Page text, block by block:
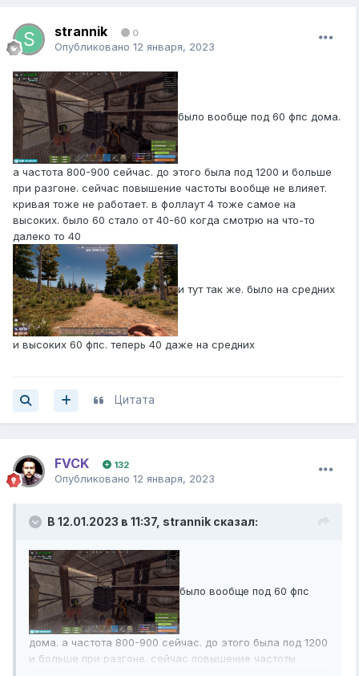
strannik 0
Опубликовано 12 января, 2023
было вообще под 60 фпс дома.
а частота 800-900 сейчас. до этого была под 1200 и больше
при разгоне. сейчас повышение частоты вообще не влияет.
кривая тоже не работает. в фоллаут 4 тоже самое на
высоких. было 60 стало от 40-60 когда смотрю на что-то
далеко то 40
и тут так же. было на средних
и высоких 60 фпс. теперь 40 даже на средних
Цитата
FVCK 132
Опубликовано 12 января, 2023
В 12.01.2023 в 11:37, strannik сказал:
было вообще под 60 фпс
дома. а частота 800-900 сейчас. до этого была под 1200
и больше при разгоне. сейчас повышение частоты